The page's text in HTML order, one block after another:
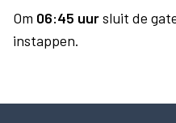
Om 06:45 uursluit de
instappen.